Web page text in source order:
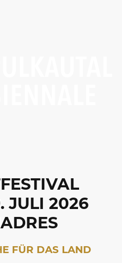
JULI 2026
FÜR DAS LAND